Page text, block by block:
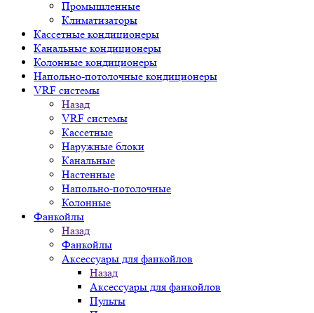
Промышленные
Климатизаторы
Кассетные кондиционеры
Канальные кондиционеры
Колонные кондиционеры
Напольно-потолочные кондиционеры
VRF системы
Назад
VRF системы
Кассетные
Наружные блоки
Канальные
Настенные
Напольно-потолочные
Колонные
Фанкойлы
Назад
Фанкойлы
Аксессуары для фанкойлов
Назад
Аксессуары для фанкойлов
Пульты